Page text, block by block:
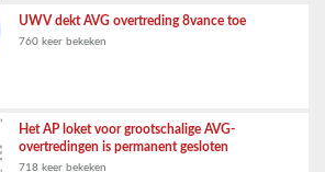
UWV dekt AVG overtreding 8vance toe
760 keer bekeken
Het AP loket voor grootschalige AVG-
overtredingen is permanent gesloten
718 keer bekeken